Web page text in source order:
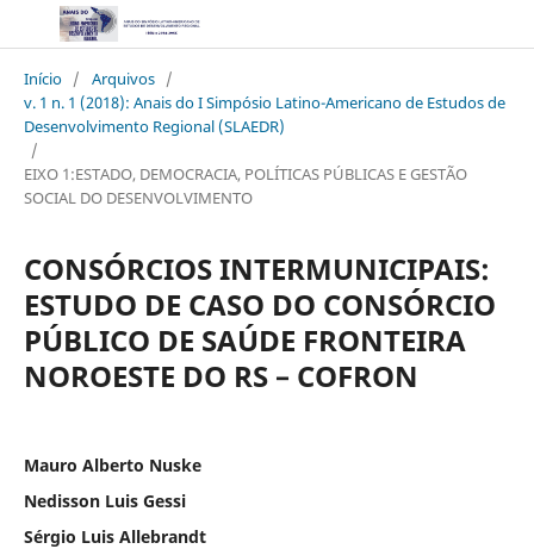
Início / Arquivos /
v. 1 n. 1 (2018): Anais do I Simpósio Latino-Americano de Estudos de
Desenvolvimento Regional (SLAEDR)
/
EIXO 1:ESTADO, DEMOCRACIA, POLÍTICAS PÚBLICAS E GESTÃO
SOCIAL DO DESENVOLVIMENTO
CONSÓRCIOS INTERMUNICIPAIS:
ESTUDO DE CASO DO CONSÓRCIO
PÚBLICO DE SAÚDE FRONTEIRA
NOROESTE DO RS – COFRON
Mauro Alberto Nuske
Nedisson Luis Gessi
Sérgio Luis Allebrandt